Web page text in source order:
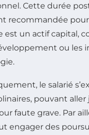
Cette durée
recommandée
est un actif capital,
ou les
le salarié
pouvant aller
faute grave. Par
engager des